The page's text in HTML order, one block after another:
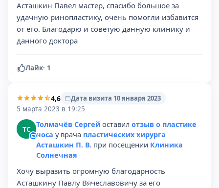
Асташкин Павел мастер, спасибо большое за
удачную ринопластику, очень помогли избавится
от его. Благодарю и советую данную клинику и
данного доктора
Лайк· 1
4,6
Дата визита 10 января 2023
5 марта 2023 в 19:25
ТС Толмачёв Сергей оставил отзыв о пластике
носа у врача пластических хирурга
Асташкин П. В. при посещении Клиника
Солнечная
Хочу выразить огромную благодарность
Асташкину Павлу Вячеславовичу за его